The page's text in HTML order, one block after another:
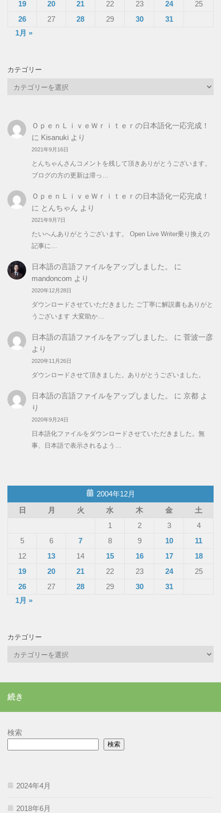
19 20 21 22 23 24
25
26
27 28 29 30
31
1月 »
カテゴリー
リ
ー
ＯｐｅｎＬｉｖｅＷｒｉｔｅｒの日本語化一応完成！
に Kisanukiより
2021年9月16日
とんちゃんさんコメントを残して頂きありがとうございます。
ブログの方の更新は滞っ…
ＯｐｅｎＬｉｖｅＷｒｉｔｅｒの日本語化一応完成！
に とんちゃん より
2021年9月7日
たいへんありがとうございます。 Open Live Writer乗り換えの
記事に…
日本語の言語ファイルをアップしました。
に
mandoncom より
2020年12月28日
ダウンロードさせていただきました ご丁寧に解説書もありがと
うございます 大変助か…
日本語の言語ファイルをアップしました。 に 菅波一彦
より
2020年11月26日
ダウンロードさせて頂きました。ありがとうございました。
日本語の言語ファイルをアップしました。 に 京都よ
り
2020年9月24日
日本語化ファイルをダウンロードさせていただきました。無
事、日本語で表示されるよう…
2004年12月
日
月 火 水 木 金
土
1
2 3
4
5
6 7 8 9 10
11
12
13 14 15 16 17
18
19
20 21 22 23 24
25
26
27 28 29 30
31
1月 »
カテゴリー
ー
続き
検索
検索
2024年4月
2018年6月